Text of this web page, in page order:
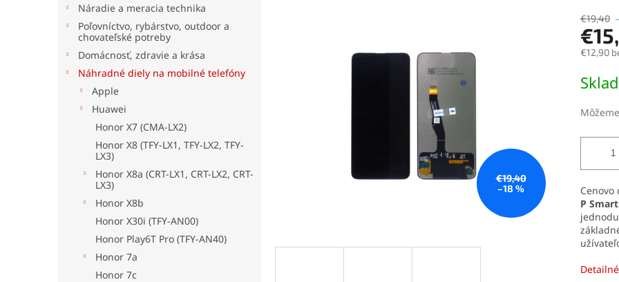
Náradie a meracia technika
Poľovníctvo, rybárstvo, outdoor a
chovateľské potreby
Domácnosť, zdravie a krása
Náhradné diely na mobilné telefóny
Apple
Huawei
Honor X7 (CMA-LX2)
Honor X8 (TFY-LX1, TFY-LX2, TFY-
LX3)
Honor X8a (CRT-LX1, CRT-LX2, CRT-
LX3)
Honor X8b
Honor X30i (TFY-AN00)
Honor Play6T Pro (TFY-AN40)
Honor 7a
Honor 7c
z
hviezdičiek.
€19,40
–18 %
€19,40
€12,90
cena:
P